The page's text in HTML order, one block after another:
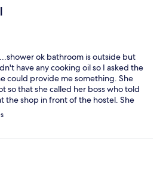
ok bathroom is outside but
have any cooking oil so I asked the
could provide me something. She
so that she called her boss who told
the shop in front of the hostel. She
and proactive. But the lady at
really friendly.